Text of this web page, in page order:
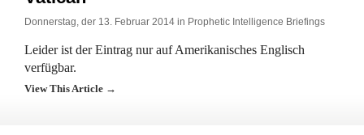
Donnerstag, der 13. Februar 2014 in Prophetic Intelligence Briefings
Leider ist der Eintrag nur auf Amerikanisches Englisch
verfügbar.
View This Article →